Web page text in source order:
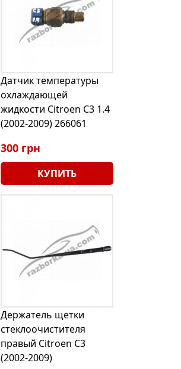
Датчик температуры
охлаждающей
жидкости Citroen C3 1.4
(2002-2009) 266061
300 грн
КУПИТЬ
Держатель щетки
стеклоочистителя
правый Citroen C3
(2002-2009)